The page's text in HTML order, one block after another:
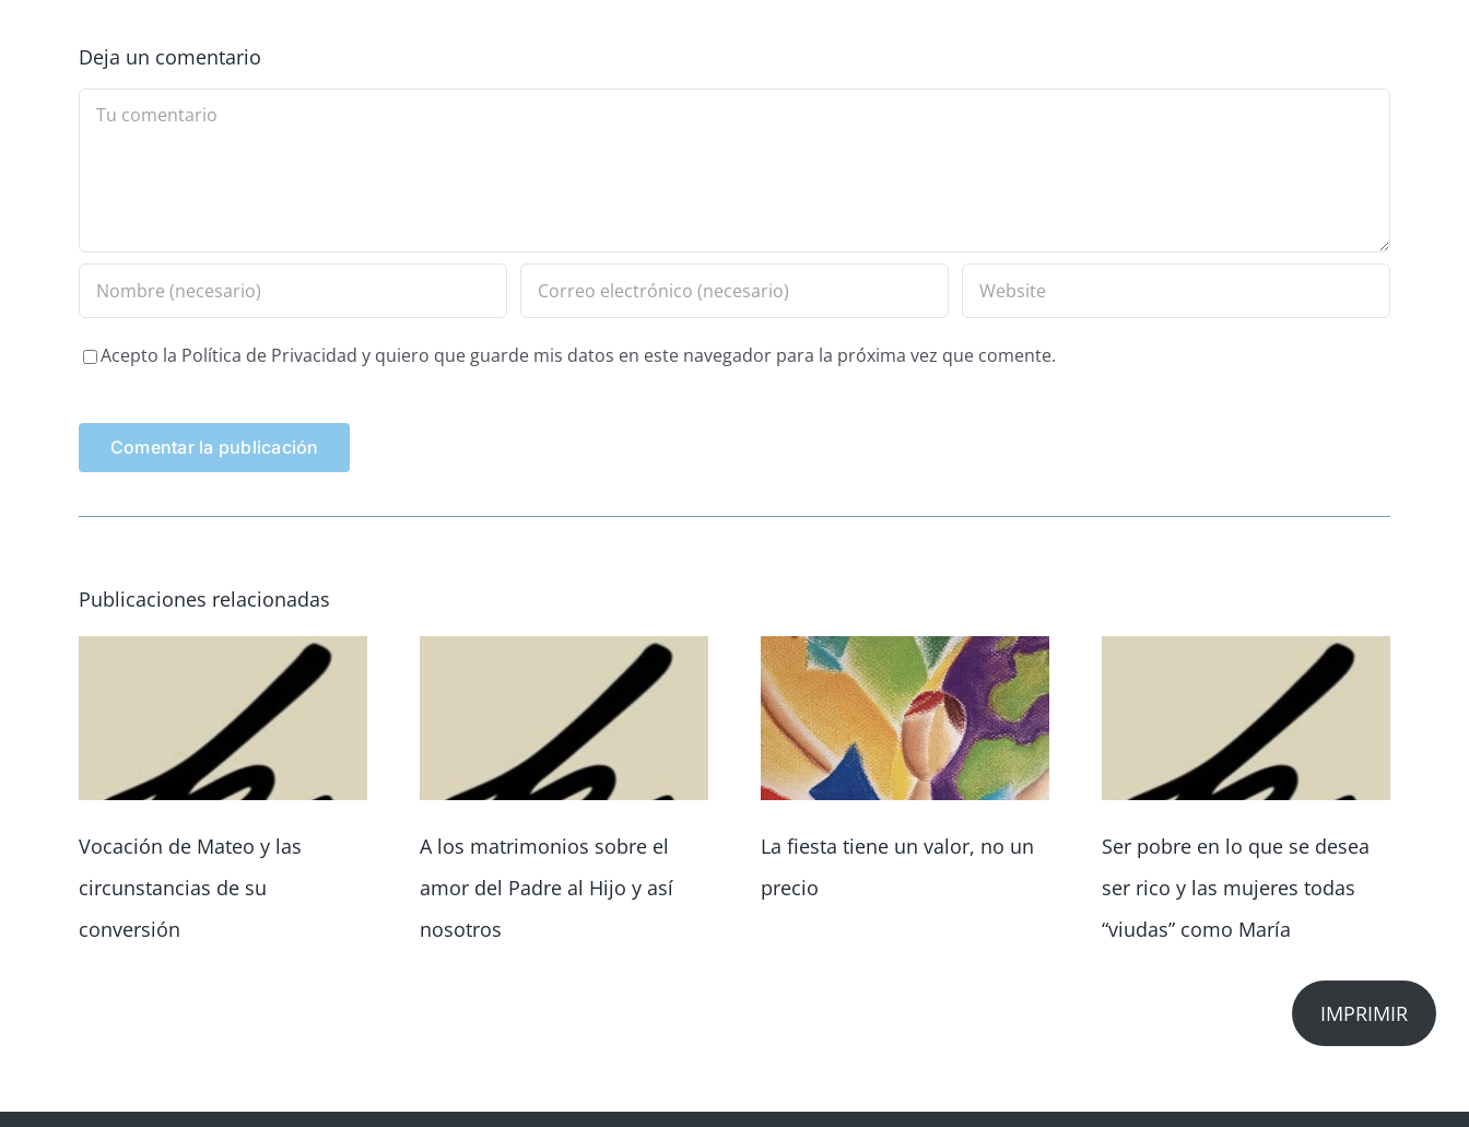
Deja un comentario
Comment
Acepto la Política de Privacidad y quiero que guarde mis datos en este navegador para la próxima vez que comente.
Publicaciones relacionadas
Vocación de Mateo y las
circunstancias de su
conversión
A los matrimonios sobre el
amor del Padre al Hijo y así
nosotros
La fiesta tiene un valor, no un
precio
Ser pobre en lo que se desea
ser rico y las mujeres todas
“viudas” como María
IMPRIMIR